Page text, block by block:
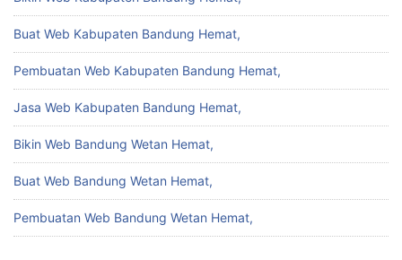
Buat Web Kabupaten Bandung Hemat,
Pembuatan Web Kabupaten Bandung Hemat,
Jasa Web Kabupaten Bandung Hemat,
Bikin Web Bandung Wetan Hemat,
Buat Web Bandung Wetan Hemat,
Pembuatan Web Bandung Wetan Hemat,